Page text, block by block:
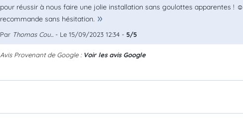
pour réussir à nous faire une jolie installation sans goulottes apparentes !
recommande sans hésitation.
Par Thomas Cou... - Le 15/09/2023 12:34 - 5/5
Avis Provenant de Google : Voir les avis Google